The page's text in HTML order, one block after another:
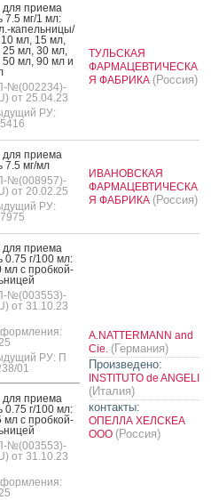
для при­ема
7.5 мг/1 мл:
ка­пель­ни­цы/
мл, 15 мл,
25 мл, 30 мл,
50 мл, 90 мл и
№(002234)-
от 25.04.23
РУ:
ТУЛЬСКАЯ
ФАРМАЦЕВТИЧЕСКА
Я ФАБРИКА (Россия)
для при­ема
7.5 мг/мл
№(008957)-
от 20.02.25
РУ:
ИВАНОВСКАЯ
ФАРМАЦЕВТИЧЕСКА
Я ФАБРИКА (Россия)
для при­ема
0.75 г/100 мл:
мл с проб­кой-
№(003553)-
от 31.10.23
РУ: П
01
для при­ема
0.75 г/100 мл:
мл с проб­кой-
№(003553)-
от 31.10.23
A.NATTERMANN and
Cie. (Германия)
Произведено:
INSTITUTO de ANGELI
(Италия)
контакты:
ОПЕЛЛА ХЕЛСКЕА
ООО (Россия)